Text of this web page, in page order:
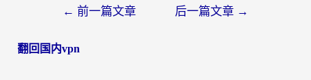
导
← 前一篇文章 后一篇文章 →
翻回国内vpn